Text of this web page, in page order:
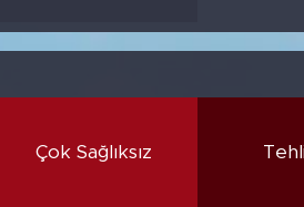
Çok Sağlıksız